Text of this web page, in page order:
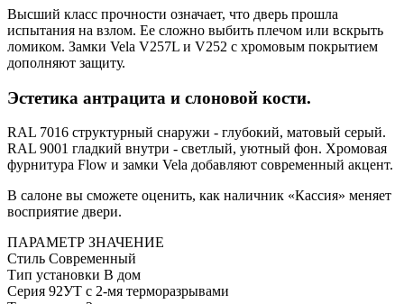
Высший класс прочности означает, что дверь прошла
испытания на взлом. Ее сложно выбить плечом или вскрыть
ломиком. Замки Vela V257L и V252 с хромовым покрытием
дополняют защиту.
Эстетика антрацита и слоновой кости.
RAL 7016 структурный снаружи - глубокий, матовый серый.
RAL 9001 гладкий внутри - светлый, уютный фон. Хромовая
фурнитура Flow и замки Vela добавляют современный акцент.
В салоне вы сможете оценить, как наличник «Кассия» меняет
восприятие двери.
ПАРАМЕТР ЗНАЧЕНИЕ
Стиль Современный
Тип установки В дом
Серия 92УТ с 2-мя терморазрывами